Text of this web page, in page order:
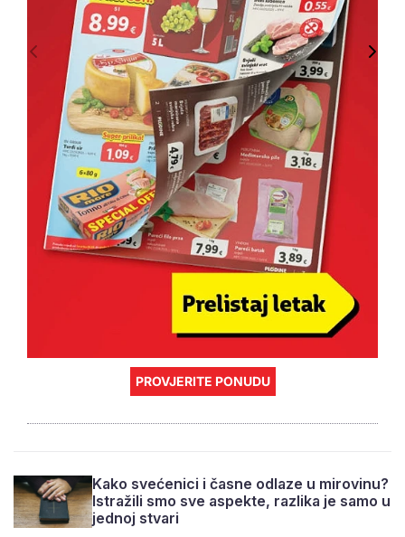
PROVJERITE PONUDU
Kako svećenici i časne odlaze u mirovinu?
Istražili smo sve aspekte, razlika je samo u
jednoj stvari